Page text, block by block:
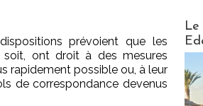
prévoient que les
ont droit à des mesures
rapidement possible ou, à leur
de correspondance devenus
Le